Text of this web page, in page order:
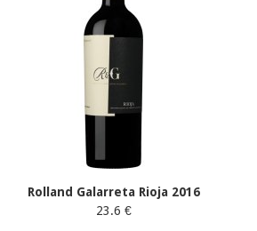
Rolland Galarreta Rioja 2016
23.6 €